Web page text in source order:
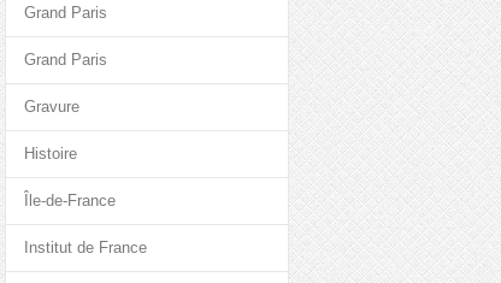
Grand Paris
Grand Paris
Gravure
Histoire
Île-de-France
Institut de France